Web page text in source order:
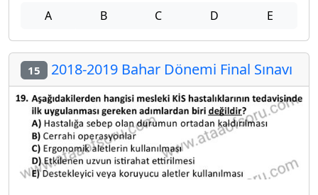
A B C D E
15 2018-2019 Bahar Dönemi Final Sınavı